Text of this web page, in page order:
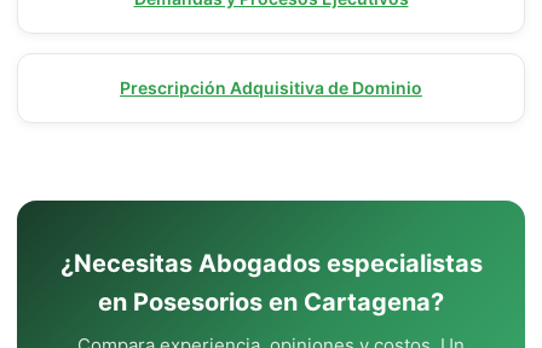
Prescripción Adquisitiva de Dominio
¿Necesitas Abogados especialistas
en Posesorios en Cartagena?